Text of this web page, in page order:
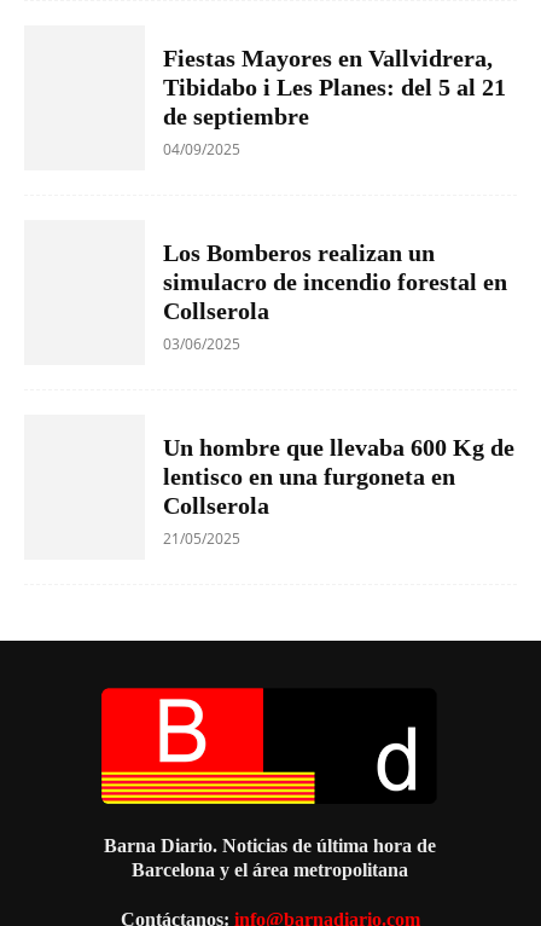
Fiestas Mayores en Vallvidrera,
Tibidabo i Les Planes: del 5 al 21
de septiembre
04/09/2025
Los Bomberos realizan un
simulacro de incendio forestal en
Collserola
03/06/2025
Un hombre que llevaba 600 Kg de
lentisco en una furgoneta en
Collserola
21/05/2025
Barna Diario. Noticias de última hora de
Barcelona y el área metropolitana
Contáctanos: info@barnadiario.com